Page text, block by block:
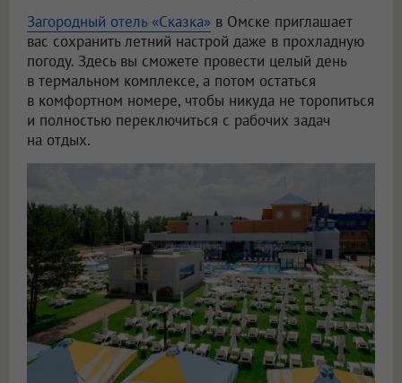
Загородный отель «Сказка» в Омске приглашает
вас сохранить летний настрой даже в прохладную
погоду. Здесь вы сможете провести целый день
в термальном комплексе, а потом остаться
в комфортном номере, чтобы никуда не торопиться
и полностью переключиться с рабочих задач
на отдых.